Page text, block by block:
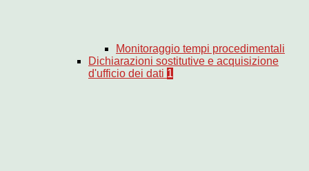
Monitoraggio tempi procedimentali
Dichiarazioni sostitutive e acquisizione
d'ufficio dei dati 1